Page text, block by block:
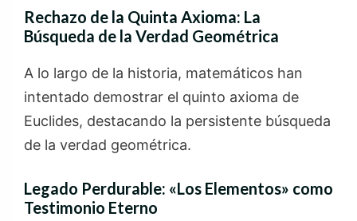
Rechazo de la Quinta Axioma: La
Búsqueda de la Verdad Geométrica
A lo largo de la historia, matemáticos han
intentado demostrar el quinto axioma de
Euclides, destacando la persistente búsqueda
de la verdad geométrica.
Legado Perdurable: «Los Elementos» como
Testimonio Eterno